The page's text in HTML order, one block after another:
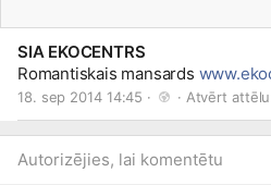
SIA EKOCENTRS
Romantiskais mansards
18. sep 2014 14:45 · · Atvērt
Autorizējies, lai komentētu